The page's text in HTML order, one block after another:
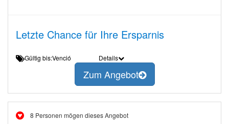
Letzte Chance für Ihre Ersparnis
Gültig bis:Venció Details
Zum Angebot
8 Personen mögen dieses Angebot